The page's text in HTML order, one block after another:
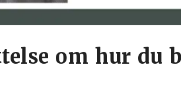
om hur du